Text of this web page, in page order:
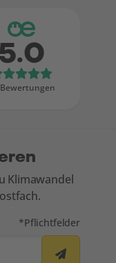
Google
5.0
Klimawandel
Mit * markierte
*Pflichtfelder